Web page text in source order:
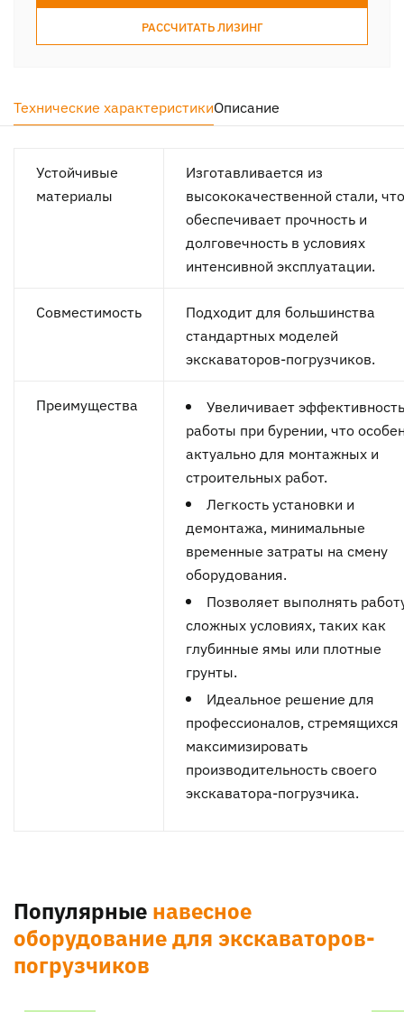
РАССЧИТАТЬ ЛИЗИНГ
Технические характеристикиОписание
Устойчивые
материалы
Изготавливается из
высококачественной стали, что
обеспечивает прочность и
долговечность в условиях
интенсивной эксплуатации.
Совместимость
Подходит для большинства
стандартных моделей
экскаваторов-погрузчиков.
Преимущества
Увеличивает эффективность
работы при бурении, что
актуально для монтажных и
строительных работ.
Легкость установки и
демонтажа, минимальные
временные затраты на смену
оборудования.
Позволяет выполнять
сложных условиях, таких как
глубинные ямы или плотные
грунты.
Идеальное решение для
профессионалов, стремящихся
максимизировать
производительность своего
экскаватора-погрузчика.
Популярные навесное
оборудование для экскаваторов-
погрузчиков